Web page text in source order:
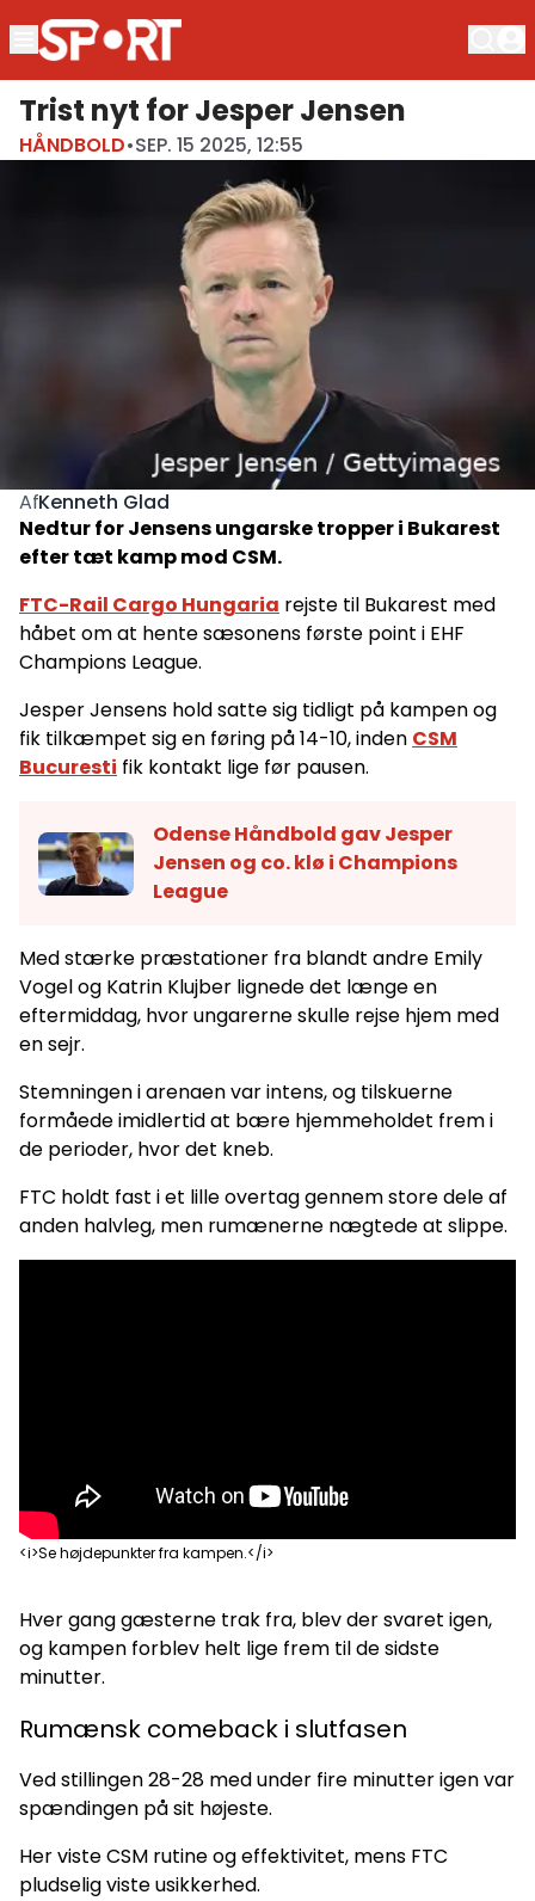
Trist nyt for Jesper Jensen
HÅNDBOLD•SEP. 15 2025, 12:55
AfKenneth Glad
Nedtur for Jensens ungarske tropper i Bukarest
efter tæt kamp mod CSM.
FTC-Rail Cargo Hungaria rejste til Bukarest med
håbet om at hente sæsonens første point i EHF
Champions League.
Jesper Jensens hold satte sig tidligt på kampen og
fik tilkæmpet sig en føring på 14-10, inden CSM
Bucuresti fik kontakt lige før pausen.
Odense Håndbold gav Jesper
Jensen og co. klø i Champions
League
Med stærke præstationer fra blandt andre Emily
Vogel og Katrin Klujber lignede det længe en
eftermiddag, hvor ungarerne skulle rejse hjem med
en sejr.
Stemningen i arenaen var intens, og tilskuerne
formåede imidlertid at bære hjemmeholdet frem i
de perioder, hvor det kneb.
FTC holdt fast i et lille overtag gennem store dele af
anden halvleg, men rumænerne nægtede at slippe.
<i>Se højdepunkter fra kampen.</i>
Hver gang gæsterne trak fra, blev der svaret igen,
og kampen forblev helt lige frem til de sidste
minutter.
Rumænsk comeback i slutfasen
Ved stillingen 28-28 med under fire minutter igen var
spændingen på sit højeste.
Her viste CSM rutine og effektivitet, mens FTC
pludselig viste usikkerhed.